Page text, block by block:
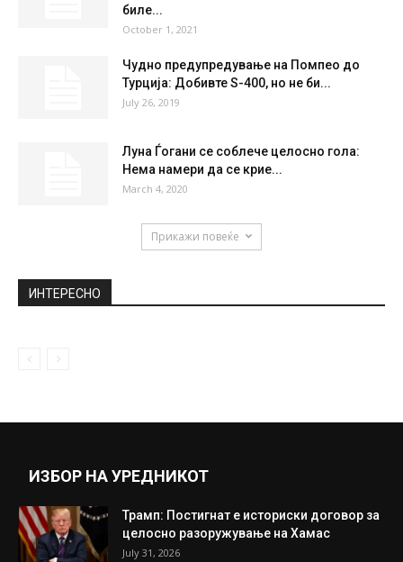
биле...
October 1, 2021
Чудно предупредување на Помпео до
Турција: Добивте S-400, но не би...
July 26, 2019
Луна Ѓогани се соблече целосно гола:
Нема намери да се крие...
March 4, 2020
Прикажи повеќе
ИНТЕРЕСНО
ИЗБОР НА УРЕДНИКОТ
Трамп: Постигнат е историски договор за
целосно разоружување на Хамас
July 31, 2026